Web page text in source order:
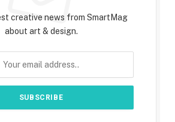
creative news from SmartMag
about art & design.